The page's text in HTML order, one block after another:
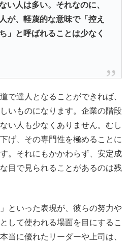
い人は多い。それなのに、
が、軽蔑的な意味で「控え
」と呼ばれることは少なく
で達人となることができれば、
いものになります。企業の階段
い人も少なくありません。むし
げ、その専門性を極めることに
。それにもかかわらず、安定成
目で見られることがあるのは残
といった表現が、彼らの努力や
して使われる場面を目にするこ
当に優れたリーダーや上司は、